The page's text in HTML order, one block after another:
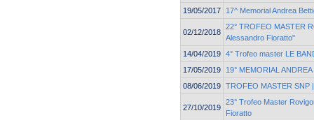
19/05/2017
17^ Memorial Andrea
02/12/2018
22° TROFEO MASTER
Alessandro Fioratto"
14/04/2019 4° Trofeo master LE
17/05/2019
19° MEMORIAL
08/06/2019 TROFEO MASTER SNP
27/10/2019
23° Trofeo Master
Fioratto